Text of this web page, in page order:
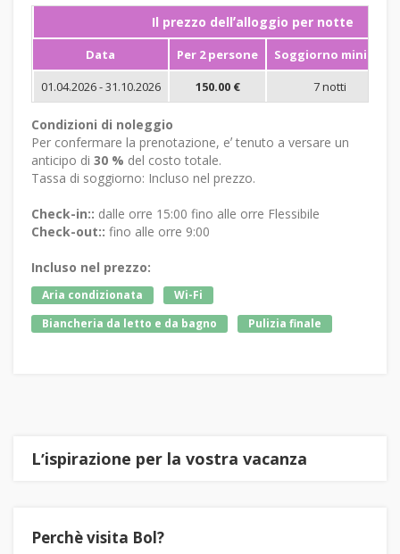
Il prezzo dellʼalloggio per notte
Data Per 2 persone
Soggiorno minimo
01.04.2026 - 31.10.2026
150.00 € 7 notti
Condizioni di noleggio
Per confermare la prenotazione, eʼ tenuto a versare un
anticipo di 30 % del costo totale.
Tassa di soggiorno: Incluso nel prezzo.
Check-in:: dalle orre 15:00 fino alle orre Flessibile
Check-out:: fino alle orre 9:00
Incluso nel prezzo:
Aria condizionata
Wi-Fi
Biancheria da letto e da bagno
Pulizia finale
Lʼispirazione per la vostra vacanza
Perchè visita Bol?